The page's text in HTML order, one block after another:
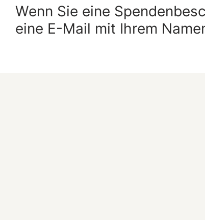
Wenn Sie eine
eine E-Mail mit Ihrem